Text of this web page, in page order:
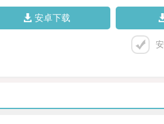
安卓下载